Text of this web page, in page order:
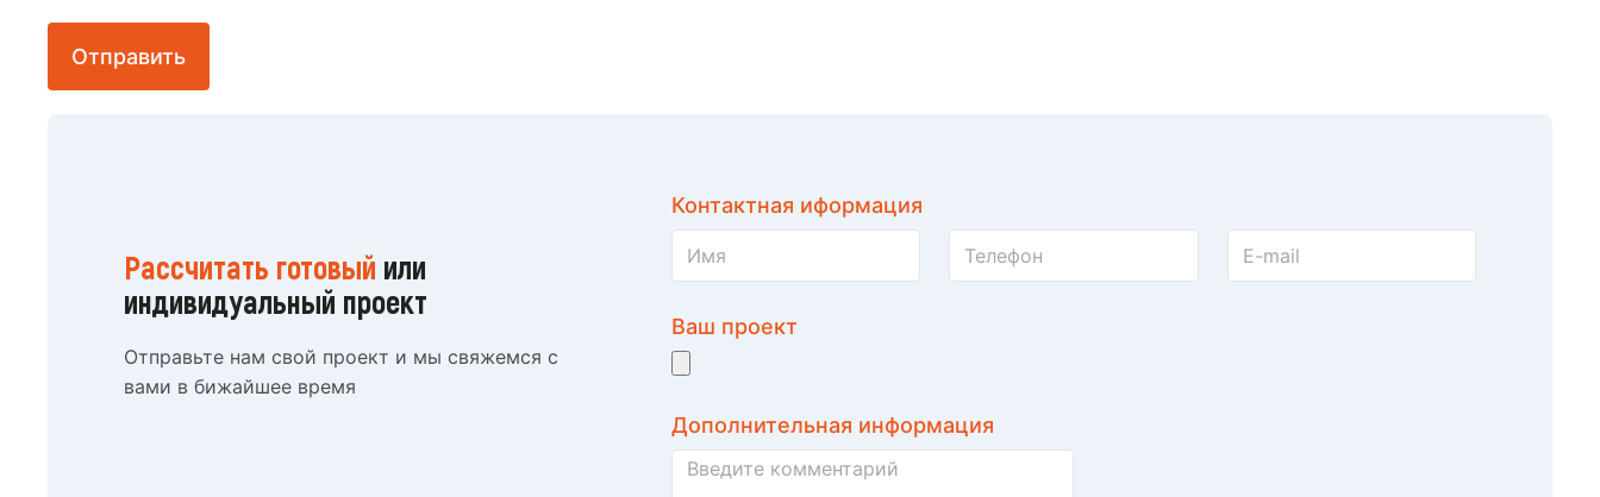
Рассчитать готовый или
индивидуальный проект
Отправьте нам свой проект и мы свяжемся с
вами в бижайшее время
Контактная иформация
Ваш проект
Дополнительная информация